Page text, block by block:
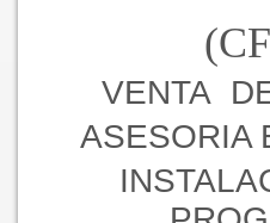
VENTA
ASESORIA